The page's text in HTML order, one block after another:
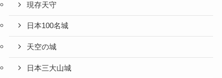
現存天守
日本100名城
天空の城
日本三大山城